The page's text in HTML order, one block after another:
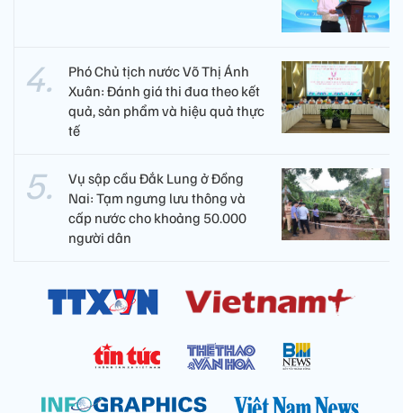
Phó Chủ tịch nước Võ Thị Ánh
Xuân: Đánh giá thi đua theo kết
quả, sản phẩm và hiệu quả thực
tế
Vụ sập cầu Đắk Lung ở Đồng
Nai: Tạm ngưng lưu thông và
cấp nước cho khoảng 50.000
người dân